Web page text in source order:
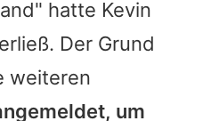
hatte Kevin
Der Grund
weiteren
um